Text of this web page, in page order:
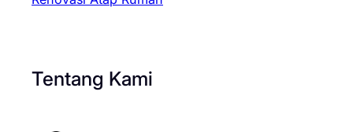
Tentang Kami